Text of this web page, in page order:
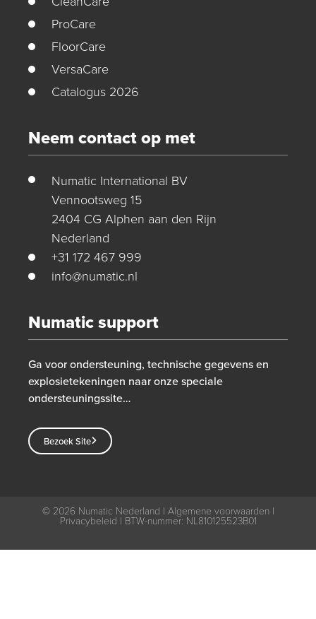
ProCare
FloorCare
VersaCare
Catalogus 2026
Neem contact op met
Numatic International BV
Vennootsweg 15
2404 CG Alphen aan den Rijn
Nederland
+31 172 467 999
info@numatic.nl
Numatic support
Ga voor ondersteuning, technische gegevens en
explosietekeningen naar onze speciale
ondersteuningssite…
Bezoek Site
© 2026 Numatic Nederland | Algemene voorwaarden|
Privacybeleid | BTW-nummer: NL810125523B01